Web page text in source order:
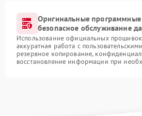
Оригинальные
безопасное обслуживание
Использование официальных
аккуратная работа с
резервное копирование,
восстановление информации при